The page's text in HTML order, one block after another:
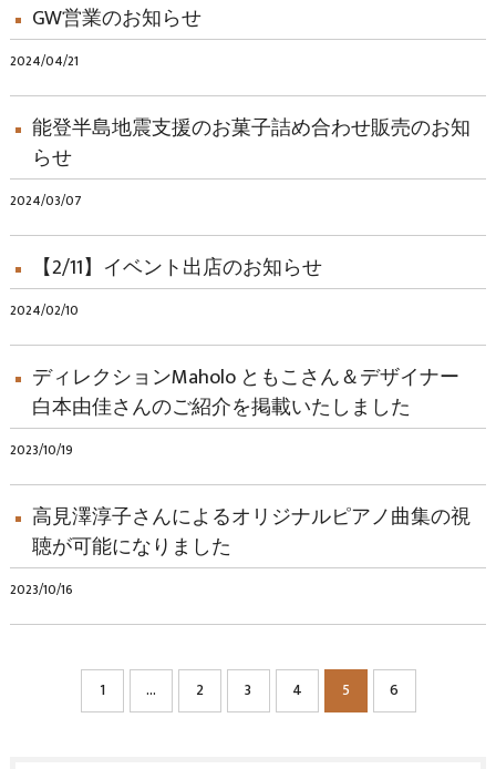
GW営業のお知らせ
2024/04/21
能登半島地震支援のお菓子詰め合わせ販売のお知
らせ
2024/03/07
【2/11】イベント出店のお知らせ
2024/02/10
ディレクションMaholo ともこさん＆デザイナー
白本由佳さんのご紹介を掲載いたしました
2023/10/19
高見澤淳子さんによるオリジナルピアノ曲集の視
聴が可能になりました
2023/10/16
1 ... 2 3 4 5 6